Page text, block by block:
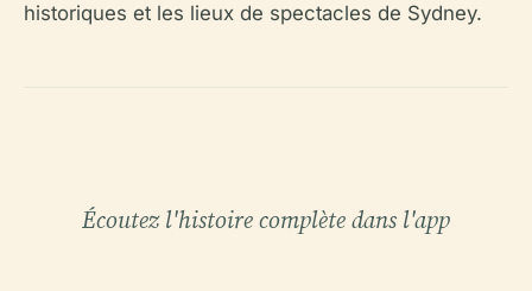
historiques et les lieux de spectacles de Sydney.
Écoutez l'histoire complète dans l'app